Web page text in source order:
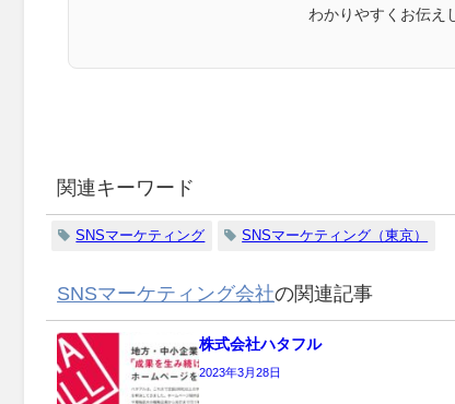
わかりやすくお伝え
関連キーワード
SNSマーケティング SNSマーケティング（東京）
SNSマーケティング会社の関連記事
株式会社ハタフル
2023年3月28日